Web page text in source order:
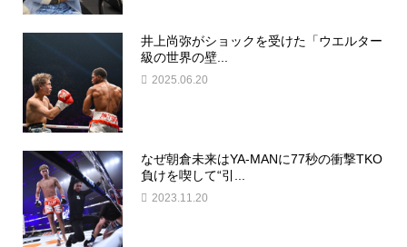
井上尚弥がショックを受けた「ウエルター
級の世界の壁...
2025.06.20
なぜ朝倉未来はYA-MANに77秒の衝撃TKO
負けを喫して“引...
2023.11.20